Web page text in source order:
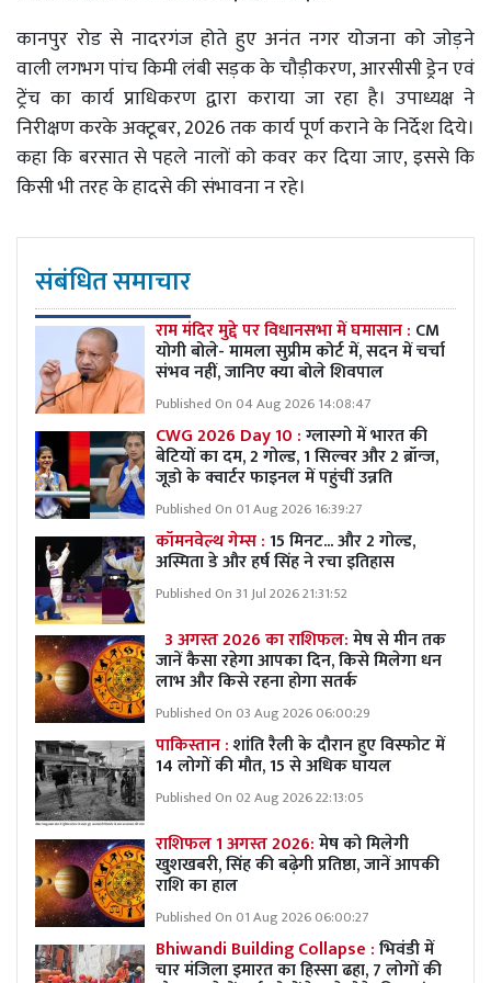
कानपुर रोड से नादरगंज होते हुए अनंत नगर योजना को जोड़ने
वाली लगभग पांच किमी लंबी सड़क के चौड़ीकरण, आरसीसी ड्रेन एवं
ट्रेंच का कार्य प्राधिकरण द्वारा कराया जा रहा है। उपाध्यक्ष ने
निरीक्षण करके अक्टूबर, 2026 तक कार्य पूर्ण कराने के निर्देश दिये।
कहा कि बरसात से पहले नालों को कवर कर दिया जाए, इससे कि
किसी भी तरह के हादसे की संभावना न रहे।
संबंधित समाचार
राम मंदिर मुद्दे पर विधानसभा में घमासान : CM
योगी बोले- मामला सुप्रीम कोर्ट में, सदन में चर्चा
संभव नहीं, जानिए क्या बोले शिवपाल
Published On 04 Aug 2026 14:08:47
CWG 2026 Day 10 :ग्लास्गो में भारत की
बेटियों का दम, 2 गोल्ड, 1 सिल्वर और 2 ब्रॉन्ज,
जूडो के क्वार्टर फाइनल में पहुंचीं उन्नति
Published On 01 Aug 2026 16:39:27
कॉमनवेल्थ गेम्स :15 मिनट... और 2 गोल्ड,
अस्मिता डे और हर्ष सिंह ने रचा इतिहास
Published On 31 Jul 2026 21:31:52
3 अगस्त 2026 का राशिफल:मेष से मीन तक
जानें कैसा रहेगा आपका दिन, किसे मिलेगा धन
लाभ और किसे रहना होगा सतर्क
Published On 03 Aug 2026 06:00:29
पाकिस्तान :शांति रैली के दौरान हुए विस्फोट में
14 लोगों की मौत, 15 से अधिक घायल
Published On 02 Aug 2026 22:13:05
राशिफल 1 अगस्त 2026:मेष को मिलेगी
खुशखबरी, सिंह की बढ़ेगी प्रतिष्ठा, जानें आपकी
राशि का हाल
Published On 01 Aug 2026 06:00:27
Bhiwandi Building Collapse :भिवंडी में
चार मंजिला इमारत का हिस्सा ढहा, 7 लोगों की